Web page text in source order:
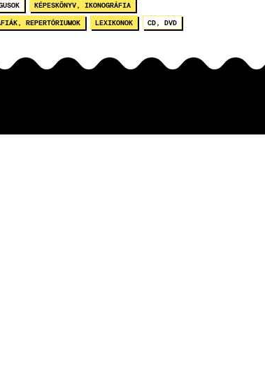
KÉPESKÖNYV, IKONOGRÁFIA
REPERTÓRIUMOK LEXIKONOK CD, DVD